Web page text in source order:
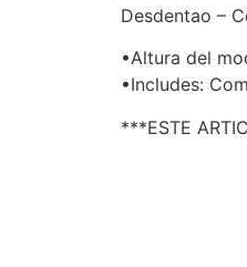
Desdentao –
•Altura del
•Includes:
***ESTE